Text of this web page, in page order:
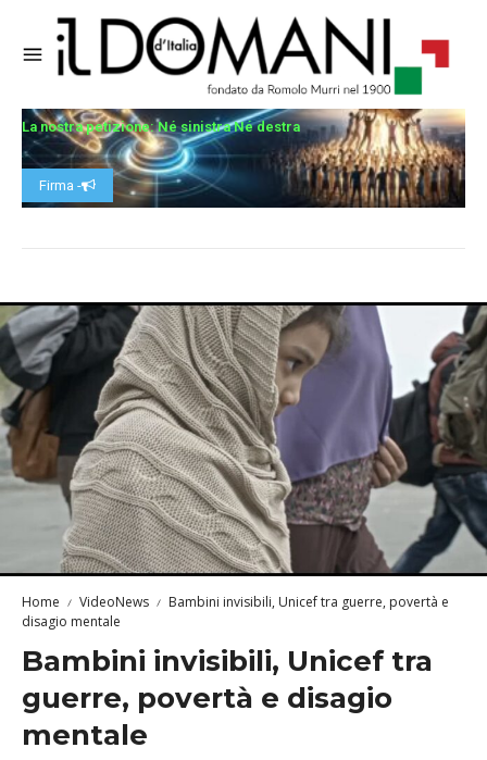
La nostra petizione: Né sinistra Né destra
Firma -
Home VideoNews
Bambini invisibili, Unicef tra guerre, povertà e
disagio mentale
Bambini invisibili, Unicef tra
guerre, povertà e disagio
mentale